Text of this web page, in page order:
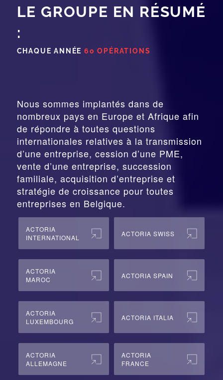
LE GROUPE EN RÉSUMÉ
:
CHAQUE ANNÉE 60 OPÉRATIONS
Nous sommes implantés dans de
nombreux pays en Europe et Afrique afin
de répondre à toutes questions
internationales relatives à la transmission
d’une entreprise, cession d’une PME,
vente d’une entreprise, succession
familiale, acquisition d’entreprise et
stratégie de croissance pour toutes
entreprises en Belgique.
ACTORIA
INTERNATIONAL
ACTORIA SWISS
ACTORIA
MAROC
ACTORIA SPAIN
ACTORIA
LUXEMBOURG
ACTORIA ITALIA
ACTORIA
ALLEMAGNE
ACTORIA
FRANCE